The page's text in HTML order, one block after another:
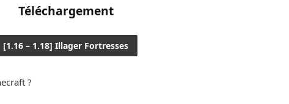
Téléchargement
[1.16 – 1.18] Illager Fortresses
?